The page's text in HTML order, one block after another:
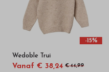
-15%
Wedoble Trui
Vanaf € 38,24 € 44,99